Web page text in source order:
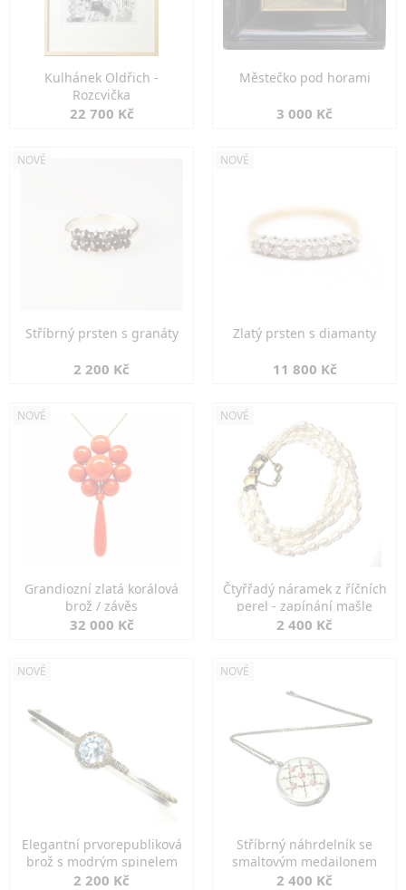
Kulhánek Oldřich -
Rozcvička
22 700 Kč
Městečko pod horami
3 000 Kč
NOVÉ
Stříbrný prsten s granáty
2 200 Kč
NOVÉ
Zlatý prsten s diamanty
11 800 Kč
NOVÉ
Grandiozní zlatá korálová
brož / závěs
32 000 Kč
NOVÉ
Čtyřřadý náramek z říčních
perel - zapínání mašle
2 400 Kč
NOVÉ
Elegantní prvorepubliková
brož s modrým spinelem
2 200 Kč
NOVÉ
Stříbrný náhrdelník se
smaltovým medailonem
2 400 Kč